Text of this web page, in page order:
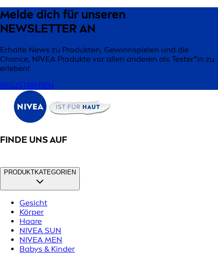
Melde dich für unseren
NEWSLETTER AN
Erhalte News zu Produkten, Gewinnspielen und die
Chance, NIVEA Produkte vor allen anderen als Tester*in zu
erleben!
REGISTRIEREN
FINDE UNS AUF
PRODUKTKATEGORIEN
Gesicht
Körper
Haare
NIVEA SUN
NIVEA MEN
Babys & Kinder